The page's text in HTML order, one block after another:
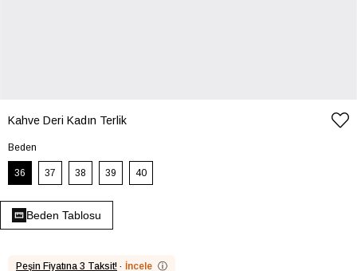
Kahve Deri Kadın Terlik
Beden
36 37 38 39 40
Beden Tablosu
Peşin Fiyatına 3 Taksit! · İncele ⓘ